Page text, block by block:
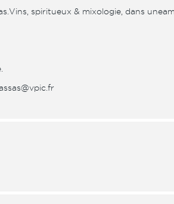
Vins, spiritueux & mixologie, dans une